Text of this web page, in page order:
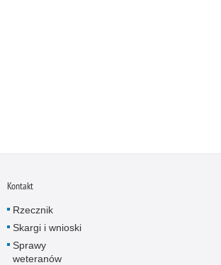
Opinia publiczna
Oszustwa
Pedofilia, pornografia dziecięca
Piractwo przemysłowe
Kontakt
Rzecznik
Skargi i wnioski
Sprawy
weteranów